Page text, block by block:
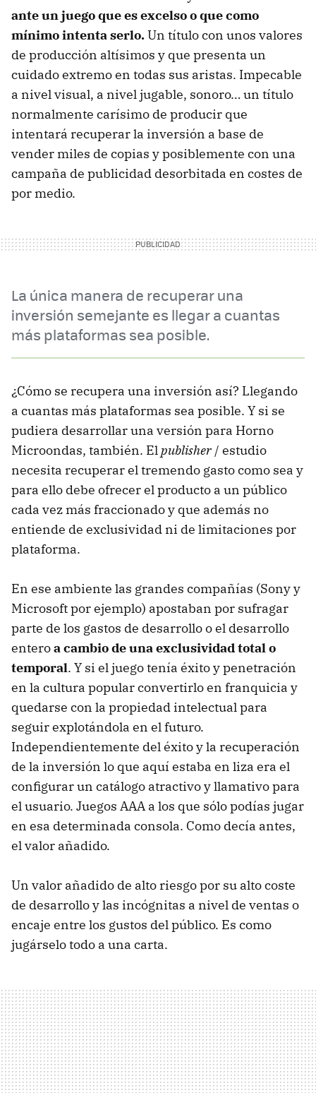
ante un juego que es excelso o que como
mínimo intenta serlo.Un título con unos valores
de producción altísimos y que presenta un
cuidado extremo en todas sus aristas. Impecable
a nivel visual, a nivel jugable, sonoro… un título
normalmente carísimo de producir que
intentará recuperar la inversión a base de
vender miles de copias y posiblemente con una
campaña de publicidad desorbitada en costes de
por medio.
La única manera de recuperar una
inversión semejante es llegar a cuantas
más plataformas sea posible.
¿Cómo se recupera una inversión así? Llegando
a cuantas más plataformas sea posible. Y si se
pudiera desarrollar una versión para Horno
Microondas, también. El publisher/ estudio
necesita recuperar el tremendo gasto como sea y
para ello debe ofrecer el producto a un público
cada vez más fraccionado y que además no
entiende de exclusividad ni de limitaciones por
plataforma.
En ese ambiente las grandes compañías (Sony y
Microsoft por ejemplo) apostaban por sufragar
parte de los gastos de desarrollo o el desarrollo
enteroa cambio de una exclusividad total o
temporal. Y si el juego tenía éxito y penetración
en la cultura popular convertirlo en franquicia y
quedarse con la propiedad intelectual para
seguir explotándola en el futuro.
Independientemente del éxito y la recuperación
de la inversión lo que aquí estaba en liza era el
configurar un catálogo atractivo y llamativo para
el usuario. Juegos AAA a los que sólo podías jugar
en esa determinada consola. Como decía antes,
el valor añadido.
Un valor añadido de alto riesgo por su alto coste
de desarrollo y las incógnitas a nivel de ventas o
encaje entre los gustos del público. Es como
jugárselo todo a una carta.